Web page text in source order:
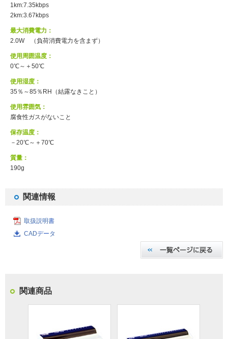
1km:7.35kbps
2km:3.67kbps
最大消費電力：
2.0W （負荷消費電力を含まず）
使用周囲温度：
0℃～＋50℃
使用湿度：
35％～85％RH（結露なきこと）
使用雰囲気：
腐食性ガスがないこと
保存温度：
－20℃～＋70℃
質量：
190g
関連情報
取扱説明書
CADデータ
関連商品